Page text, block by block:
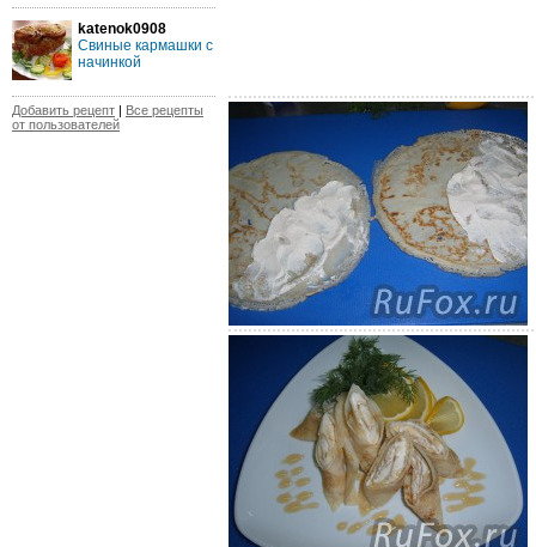
katenok0908
Свиные кармашки с
начинкой
Добавить рецепт | Все рецепты
от пользователей